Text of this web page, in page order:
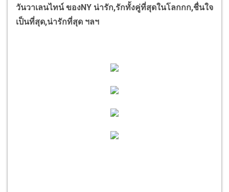
วันวาเลนไทน์ ของNY น่ารัก,รักทั้งคู่ที่สุดในโลกกก,ชื่นใจ
เป็นที่สุด,น่ารักที่สุด ฯลฯ